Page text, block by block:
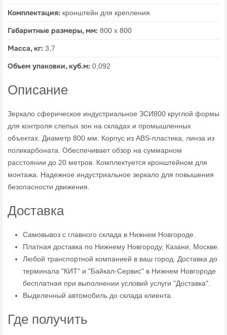
Комплектация: кронштейн для крепления
Габаритные размеры, мм: 800 х 800
Масса, кг: 3,7
Объем упаковки, куб.м: 0,092
Описание
Зеркало сферическое индустриальное ЗСИ800 круглой формы
для контроля слепых зон на складах и промышленных
объектах. Диаметр 800 мм. Корпус из ABS-пластика, линза из
поликарбоната. Обеспечивает обзор на суммарном
расстоянии до 20 метров. Комплектуется кронштейном для
монтажа. Надежное индустриальное зеркало для повышения
безопасности движения.
Доставка
Самовывоз с главного склада в Нижнем Новгороде.
Платная доставка по Нижнему Новгороду, Казани, Москве.
Любой транспортной компанией в ваш город. Доставка до
терминала "КИТ" и "Байкал-Сервис" в Нижнем Новгороде
бесплатная при выполнении условий услуги "Доставка".
Выделенный автомобиль до склада клиента.
Где получить